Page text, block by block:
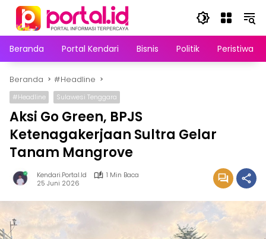
Langsung
konten
Beranda
Portal Kendari Bisnis Politik Peristiwa
Beranda #Headline
#Headline Sulawesi Tenggara
Aksi Go Green, BPJS
Ketenagakerjaan Sultra Gelar
Tanam Mangrove
Kendari.portal.id
1 Min Baca
25 Juni 2026